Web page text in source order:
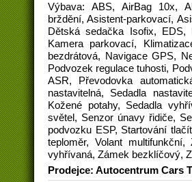
Výbava: ABS, AirBag 10x,
brždění, Asistent-parkovací,
Dětská sedačka Isofix, EDS,
Kamera parkovací,
bezdrátová, Navigace GPS,
Podvozek regulace tuhosti,
ASR, Převodovka
nastavitelná, Sedadla
Kožené potahy, Sedadla
světel, Senzor únavy řidiče,
podvozku ESP, Startování
teploměr, Volant
vyhřívaná, Zámek bezklíčový,
Prodejce: Autocentrum Cars